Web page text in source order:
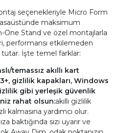
seçenekleriyle Micro Form
maksimum
One Stand ve özel montajlarla
performansı etkilemeden
tutar. İşte temel farklar:
temassız akıllı kart
gizlilik kapakları, Windows
gibi yerleşik güvenlik
rahat olsun:akıllı gizlilik
kalmasına yardımcı olur.
baktığında sizi uyarır ve